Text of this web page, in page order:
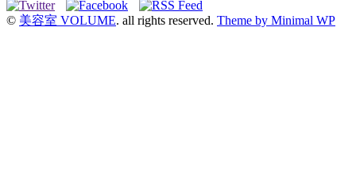
© 美容室 VOLUME. all rights reserved. Theme by Minimal WP